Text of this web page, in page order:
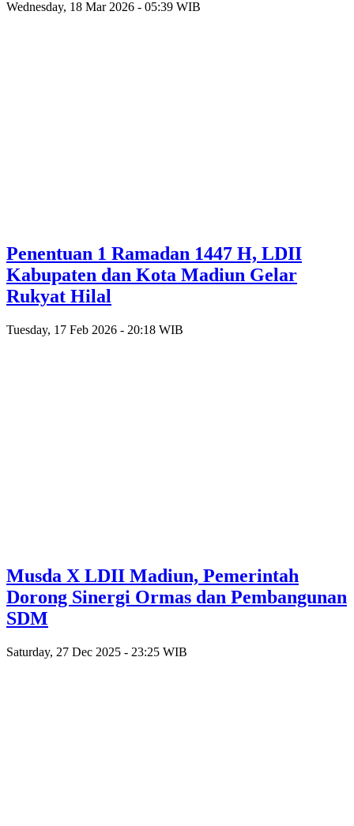
Wednesday, 18 Mar 2026 - 05:39 WIB
Penentuan 1 Ramadan 1447 H, LDII
Kabupaten dan Kota Madiun Gelar
Rukyat Hilal
Tuesday, 17 Feb 2026 - 20:18 WIB
Musda X LDII Madiun, Pemerintah
Dorong Sinergi Ormas dan Pembangunan
SDM
Saturday, 27 Dec 2025 - 23:25 WIB